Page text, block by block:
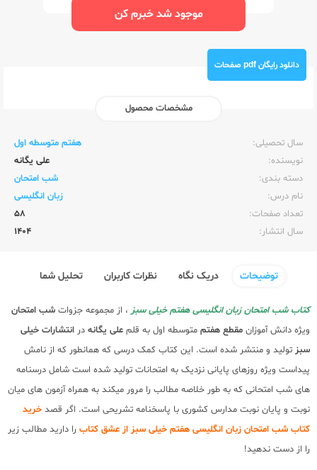
موجود شد خبرم کن
دانلود رایگان pdf صفحات
مشخصات محصول
سال تحصیلی:‌
هفتم متوسطه اول
نویسنده:‌
علی یگانه
دسته بندی:
شب امتحان
نام درس:
زبان انگلیسی
تعداد صفحات:‌
58
سال انتشار:‌
1404
توضیحات دریک نگاه نظرات کاربران تحلیل شما
کتاب شب امتحان زبان انگلیسی هفتم خیلی سبز، از مجموعه جزوات شب امتحان
ویژه دانش آموزان مقطع هفتم متوسطه اول به قلم علی یگانه در انتشارات خیلی
سبز تولید و منتشر شده است. این کتاب کمک درسی که همانطور که از نامش
پیداست ویژه روزهای پایانی نزدیک به امتحانات تولید شده است شامل درسنامه
های شب امتحانی که به طور خلاصه مطالب را مرور میکند به همراه آزمون های میان
نوبت و پایان نوبت مدارس کشوری با پاسخنامه تشریحی است. اگر قصد خرید
کتاب شب امتحان زبان انگلیسی هفتم خیلی سبز از عشق کتاب را دارید مطالب زیر
را از دست ندهید!